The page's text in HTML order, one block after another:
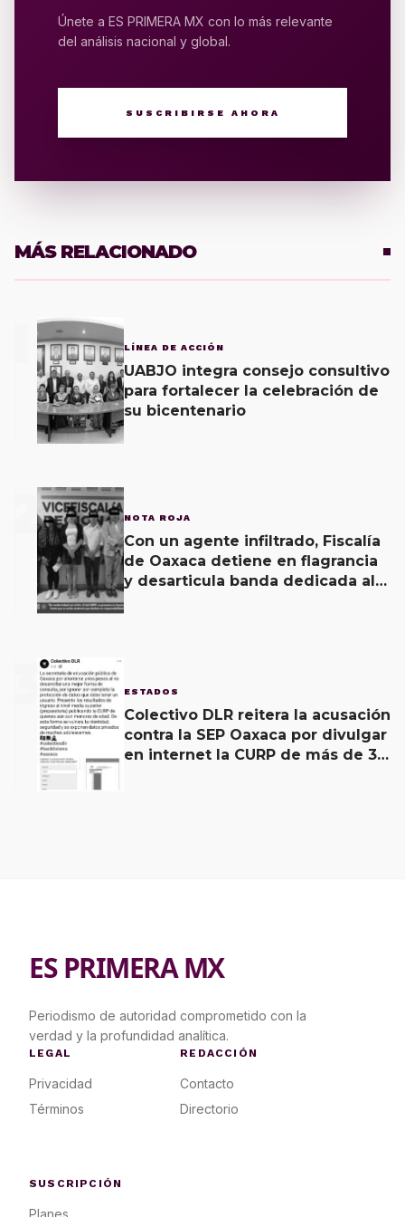
Únete a ES PRIMERA MX con lo más relevante
del análisis nacional y global.
SUSCRIBIRSE AHORA
MÁS RELACIONADO
LÍNEA DE ACCIÓN
UABJO integra consejo consultivo
para fortalecer la celebración de
su bicentenario
2 NOTA ROJA
Con un agente infiltrado, Fiscalía
de Oaxaca detiene en flagrancia
y desarticula banda dedicada al
3 ESTADOS
Colectivo DLR reitera la acusación
contra la SEP Oaxaca por divulgar
en internet la CURP de más de 30
ES PRIMERA MX
Periodismo de autoridad comprometido con la
verdad y la profundidad analítica.
LEGAL
Privacidad
Términos
REDACCIÓN
Contacto
Directorio
SUSCRIPCIÓN
Planes